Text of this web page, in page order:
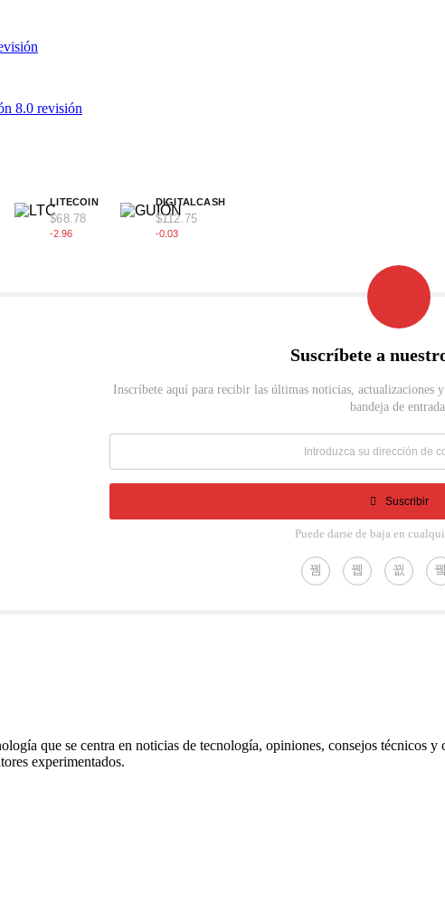
8.0 revisión
LITECOIN
$68.78
-2.96
DIGITALCASH
$112.75
-0.03
Suscríbete a
Inscríbete aquí para recibir las últimas noticias, actualizaciones
bandeja de
Suscribir
Puede darse de baja en
que se centra en noticias de tecnología, opiniones, consejos técnicos
experimentados.